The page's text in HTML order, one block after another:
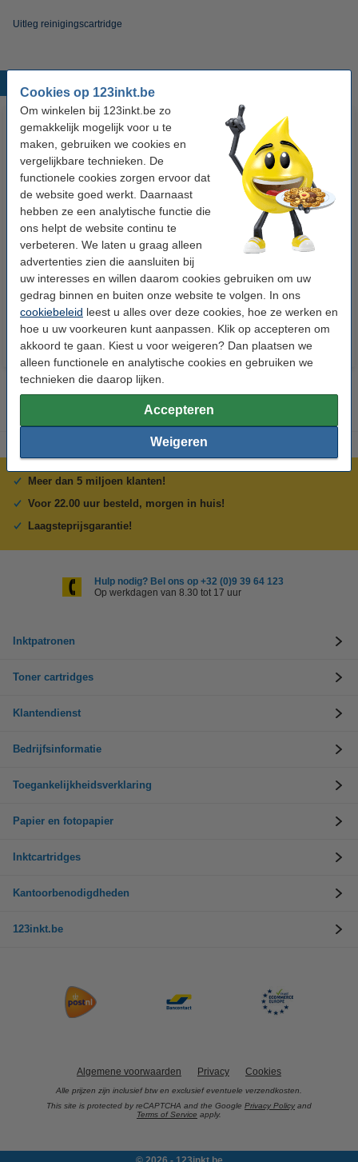
Cookies op 123inkt.be
Om winkelen bij 123inkt.be zo
gemakkelijk mogelijk voor u te
maken, gebruiken we cookies en
vergelijkbare technieken. De
functionele cookies zorgen ervoor dat
de website goed werkt. Daarnaast
hebben ze een analytische functie die
ons helpt de website continu te
verbeteren. We laten u graag alleen
advertenties zien die aansluiten bij
uw interesses en willen daarom cookies gebruiken om uw
gedrag binnen en buiten onze website te volgen. In ons
cookiebeleid leest u alles over deze cookies, hoe ze werken en
hoe u uw voorkeuren kunt aanpassen. Klik op accepteren om
akkoord te gaan. Kiest u voor weigeren? Dan plaatsen we
alleen functionele en analytische cookies en gebruiken we
technieken die daarop lijken.
Accepteren
Weigeren
Uitleg reinigingscartridge
Epson T0593
reinigingscartridge magenta
€ 4,50 Incl. 21% btw
Epson T0594
reinigingscartridge geel
€ 4,50 Incl. 21% btw
Meer dan 5 miljoen klanten!
Voor 22.00 uur besteld, morgen in huis!
Laagsteprijsgarantie!
Hulp nodig? Bel ons op +32 (0)9 39 64 123
Op werkdagen van 8.30 tot 17 uur
Inktpatronen
Toner cartridges
Klantendienst
Bedrijfsinformatie
Toegankelijkheidsverklaring
Papier en fotopapier
Inktcartridges
Kantoorbenodigdheden
123inkt.be
Algemene voorwaarden Privacy Cookies
Alle prijzen zijn inclusief btw en exclusief eventuele verzendkosten.
This site is protected by reCAPTCHA and the Google Privacy Policy and
Terms of Service apply.